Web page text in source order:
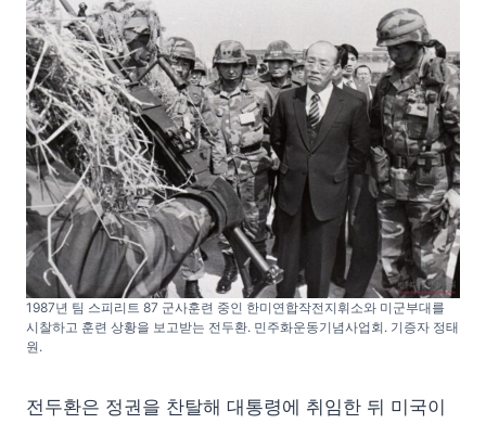
1987년 팀 스피리트 87 군사훈련 중인 한미연합작전지휘소와 미군부대를
시찰하고 훈련 상황을 보고받는 전두환. 민주화운동기념사업회. 기증자 정태
원.
전두환은 정권을 찬탈해 대통령에 취임한 뒤 미국이